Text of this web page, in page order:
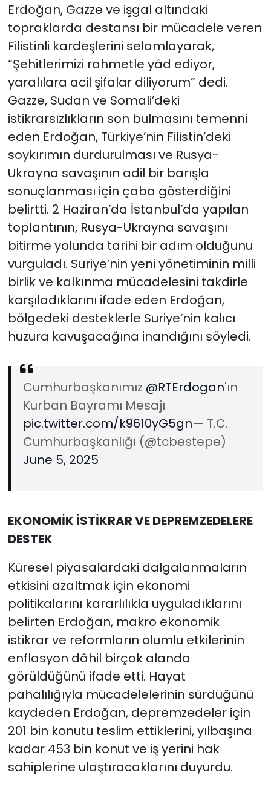
Erdoğan, Gazze ve işgal altındaki
topraklarda destansı bir mücadele veren
Filistinli kardeşlerini selamlayarak,
“Şehitlerimizi rahmetle yâd ediyor,
yaralılara acil şifalar diliyorum” dedi.
Gazze, Sudan ve Somali’deki
istikrarsızlıkların son bulmasını temenni
eden Erdoğan, Türkiye’nin Filistin’deki
soykırımın durdurulması ve Rusya-
Ukrayna savaşının adil bir barışla
sonuçlanması için çaba gösterdiğini
belirtti. 2 Haziran’da İstanbul’da yapılan
toplantının, Rusya-Ukrayna savaşını
bitirme yolunda tarihi bir adım olduğunu
vurguladı. Suriye’nin yeni yönetiminin milli
birlik ve kalkınma mücadelesini takdirle
karşıladıklarını ifade eden Erdoğan,
bölgedeki desteklerle Suriye’nin kalıcı
huzura kavuşacağına inandığını söyledi.
Cumhurbaşkanımız @RTErdogan'ın
Kurban Bayramı Mesajı
pic.twitter.com/k9610yG5gn— T.C.
Cumhurbaşkanlığı (@tcbestepe)
June 5, 2025
EKONOMİK İSTİKRAR VE DEPREMZEDELERE
DESTEK
Küresel piyasalardaki dalgalanmaların
etkisini azaltmak için ekonomi
politikalarını kararlılıkla uyguladıklarını
belirten Erdoğan, makro ekonomik
istikrar ve reformların olumlu etkilerinin
enflasyon dâhil birçok alanda
görüldüğünü ifade etti. Hayat
pahalılığıyla mücadelelerinin sürdüğünü
kaydeden Erdoğan, depremzedeler için
201 bin konutu teslim ettiklerini, yılbaşına
kadar 453 bin konut ve iş yerini hak
sahiplerine ulaştıracaklarını duyurdu.